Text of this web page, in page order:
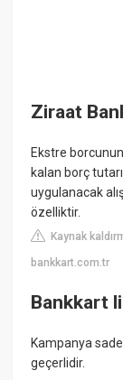
Ziraat
Ekstre
kalan borç
uygulanacak
özelliktir.
Kaynak
bankkart.com.tr
Bankkart
Kampanya
geçerlidir.